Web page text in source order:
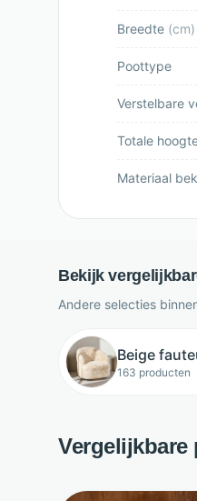
Breedte (cm)
Poottype
Verstelbare
Totale
Materiaal
Bekijk
Andere selecties
Beige
163 producten
Vergelijkbare